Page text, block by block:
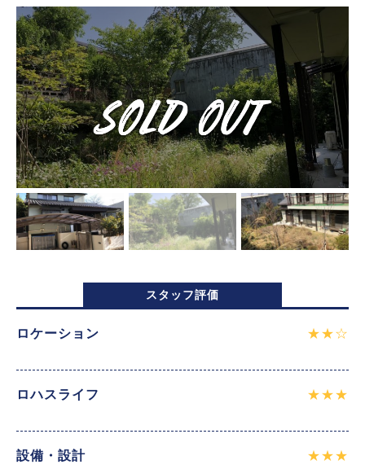
スタッフ評価
ロケーション ★★☆
ロハスライフ ★★★
設備・設計 ★★★